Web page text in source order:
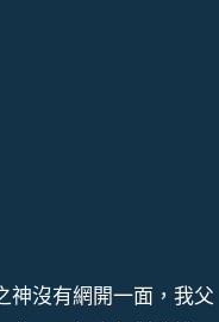
神沒有網開一面，我父